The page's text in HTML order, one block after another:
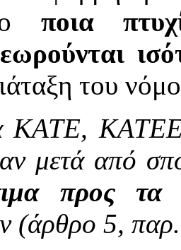
ποια
του
ΚΑΤΕ, ΚΑΤΕΕ
μετά από
προς
(άρθρο 5,